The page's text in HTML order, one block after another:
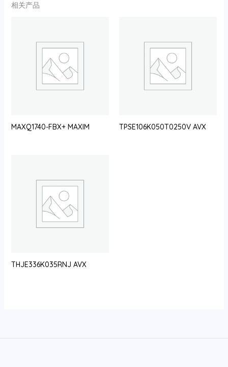
相关产品
MAXQ1740-FBX+ MAXIM TPSE106K050T0250V AVX
THJE336K035RNJ AVX